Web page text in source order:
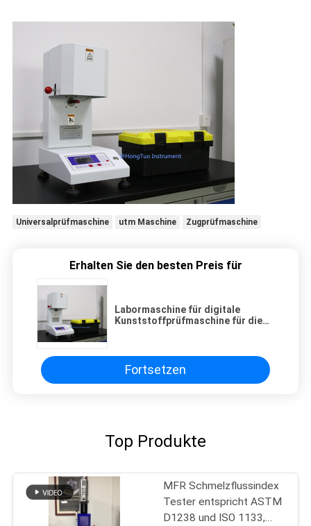
Universalprüfmaschine utm Maschine Zugprüfmaschine
Erhalten Sie den besten Preis für
Labormaschine für digitale
Kunststoffprüfmaschine für die
Fortsetzen
Top Produkte
MFR Schmelzflussindex
Tester entspricht ASTM
D1238 und ISO 1133,